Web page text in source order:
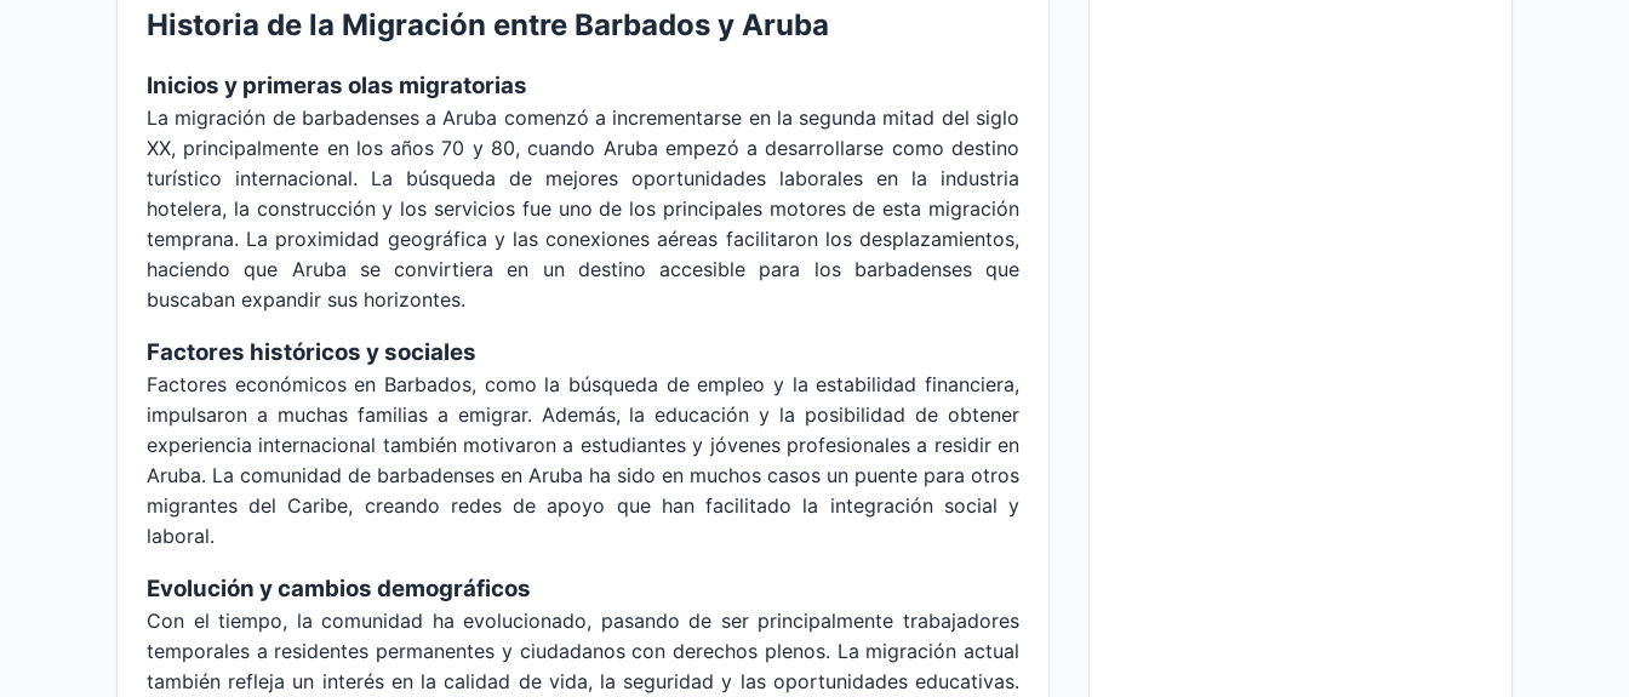
Historia de la Migración entre Barbados y Aruba
Inicios y primeras olas migratorias
La migración de barbadenses a Aruba comenzó a incrementarse en la segunda mitad del siglo
XX, principalmente en los años 70 y 80, cuando Aruba empezó a desarrollarse como destino
turístico internacional. La búsqueda de mejores oportunidades laborales en la industria
hotelera, la construcción y los servicios fue uno de los principales motores de esta migración
temprana. La proximidad geográfica y las conexiones aéreas facilitaron los desplazamientos,
haciendo que Aruba se convirtiera en un destino accesible para los barbadenses que
buscaban expandir sus horizontes.
Factores históricos y sociales
Factores económicos en Barbados, como la búsqueda de empleo y la estabilidad financiera,
impulsaron a muchas familias a emigrar. Además, la educación y la posibilidad de obtener
experiencia internacional también motivaron a estudiantes y jóvenes profesionales a residir en
Aruba. La comunidad de barbadenses en Aruba ha sido en muchos casos un puente para otros
migrantes del Caribe, creando redes de apoyo que han facilitado la integración social y
laboral.
Evolución y cambios demográficos
Con el tiempo, la comunidad ha evolucionado, pasando de ser principalmente trabajadores
temporales a residentes permanentes y ciudadanos con derechos plenos. La migración actual
también refleja un interés en la calidad de vida, la seguridad y las oportunidades educativas.